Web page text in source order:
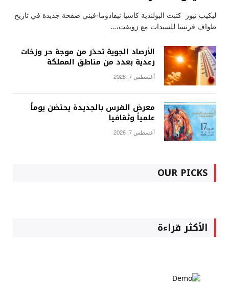
ليكيب نيوز كتبت البولندية كاسيا نيفادوما-فيني صفحة جديدة في تاريخ
طواف فرنسا للسيدات مع زويفت،…
الأرصاد الجوية تحذر من موجة حر وزخات
رعدية بعدد من مناطق المملكة
أغسطس 7, 2026
معرض الفرس بالجديدة يحتضن يوماً
علمياً وثقافيا
أغسطس 7, 2026
OUR PICKS
الأكثر قراءة